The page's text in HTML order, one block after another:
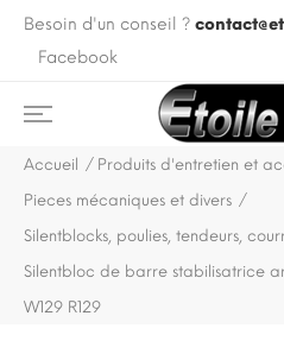
Besoin d'un conseil ?
Facebook
Accueil
Produits d'entretien et
Pieces mécaniques et divers
Silentblocks, poulies, tendeurs,
Silentbloc de barre stabilisatrice
W129 R129